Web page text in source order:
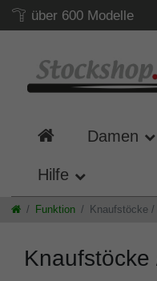
über 600 Modelle
Damen
Hilfe
Funktion Knaufstöcke
Knaufstöcke